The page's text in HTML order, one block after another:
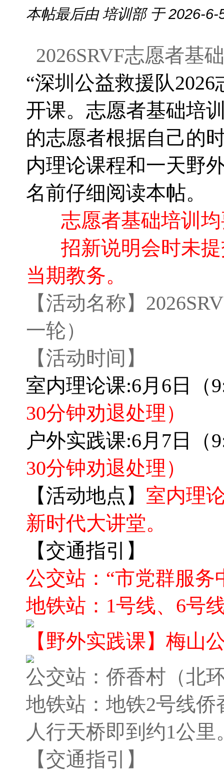
本帖最后由 培训部 于 2026-6-
2026SRVF志愿者基
“深圳公益救援队
开课。志愿者基础培
的志愿者根据自己的
内理论课程和一天野
名前仔细阅读本帖。
志愿者基础培训均
招新说明会时未
当期教务。
【活动名称】
一轮）
【活动时间】
室内理论课:6月6日（
30分钟劝退处理）
户外实践课:6月7日（
30分钟劝退处理）
【活动地点】 室内理
新时代大讲堂。
【交通指引】
公交站：“市党群服务
地铁站：1号线、6号
【野外实践课】 梅山
公交站：侨香村（北
地铁站：地铁2号线
人行天桥即到约1公里
【交通指引】